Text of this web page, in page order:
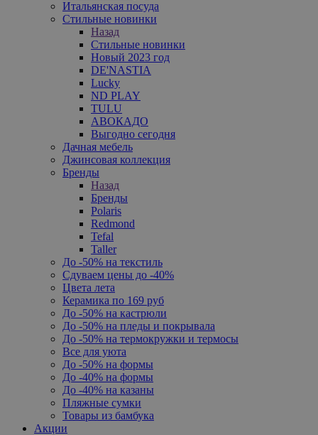
Итальянская посуда
Стильные новинки
Назад
Стильные новинки
Новый 2023 год
DE'NASTIA
Lucky
ND PLAY
TULU
АВОКАДО
Выгодно сегодня
Дачная мебель
Джинсовая коллекция
Бренды
Назад
Бренды
Polaris
Redmond
Tefal
Taller
До -50% на текстиль
Сдуваем цены до -40%
Цвета лета
Керамика по 169 руб
До -50% на кастрюли
До -50% на пледы и покрывала
До -50% на термокружки и термосы
Все для уюта
До -50% на формы
До -40% на формы
До -40% на казаны
Пляжные сумки
Товары из бамбука
Акции